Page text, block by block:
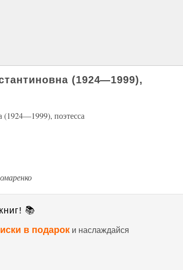
(1924—1999),
поэтесса
📚
в подарок и наслаждайся